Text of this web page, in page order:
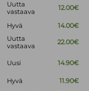
Uutta
vastaava
12.00€
Hyvä 14.00€
Uutta
vastaava
22.00€
Uusi 14.90€
Hyvä
11.90€